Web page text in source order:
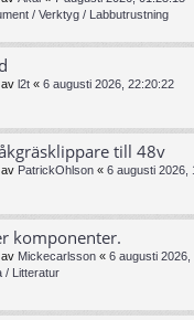
/ Verktyg / Labbutrustning
l2t « 6 augusti 2026, 22:20:22
till 48v
PatrickOhlson « 6 augusti 2026,
komponenter.
Mickecarlsson « 6 augusti 2026,
/ Litteratur